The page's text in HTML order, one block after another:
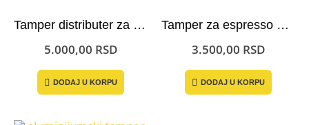
proizvoda.
Tamper distributer za poravnavanje kafe Motta Art Crno Beli
5.000,00 RSD
DODAJ U KORPU
Tamper za espresso Motta 58 mm – crvena drška
3.500,00 RSD
DODAJ U KORPU